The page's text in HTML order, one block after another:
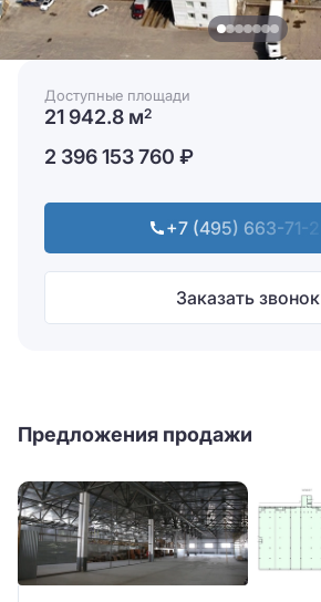
Доступные площади
21 942.8 м2
2 396 153 760 ₽
+7 (495) 663-71-25
Заказать звонок
Предложения продажи